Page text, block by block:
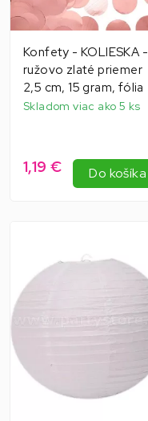
Konfety - KOLIESKA -
ružovo zlaté priemer
2,5 cm, 15 gram, fólia
Skladom viac ako 5 ks
1,19 € Do košíka